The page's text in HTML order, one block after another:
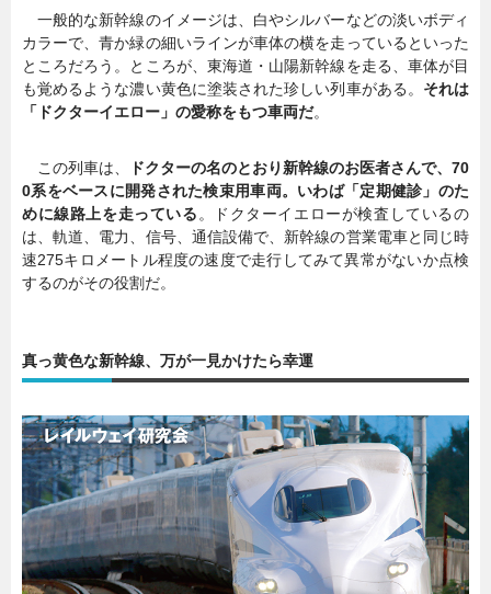
一般的な新幹線のイメージは、白やシルバーなどの淡いボディ
カラーで、青か緑の細いラインが車体の横を走っているといった
ところだろう。ところが、東海道・山陽新幹線を走る、車体が目
も覚めるような濃い黄色に塗装された珍しい列車がある。 それは
「ドクターイエロー」の愛称をもつ車両だ。
この列車は、
ドクターの名のとおり新幹線のお医者さんで、70
0系をベースに開発された検束用車両。いわば「定期健診」のた
めに線路上を走っている。ドクターイエローが検査しているの
は、軌道、電力、信号、通信設備で、新幹線の営業電車と同じ時
速275キロメートル程度の速度で走行してみて異常がないか点検
するのがその役割だ。
真っ黄色な新幹線、万が一見かけたら幸運